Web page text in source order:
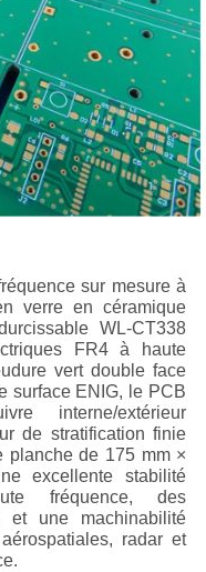
sur mesure à
verre en céramique
WL-CT338
FR4 à haute
vert double face
surface ENIG, le PCB
interne/extérieur
de stratification finie
planche de 175 mm ×
excellente stabilité
fréquence, des
et une machinabilité
radar et